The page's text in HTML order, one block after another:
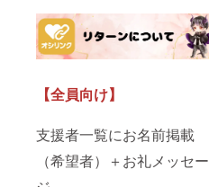
【全員向け】
支援者一覧にお名前掲載
（希望者）＋お礼メッセー